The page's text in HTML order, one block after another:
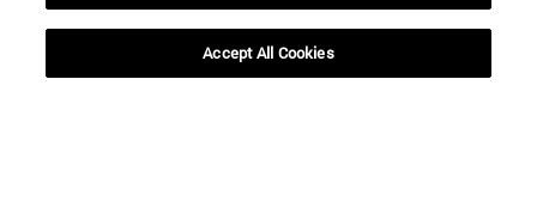
Aula virtual ADI(abre en nueva ventana)
Búsqueda de personas (abre en nueva ventana)
Trabaja con nosotros(abre en nueva ventana)
Accept All Cookies